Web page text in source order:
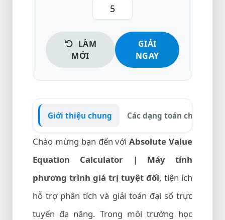
LÀM
MỚI
GIẢI
NGAY
Giới thiệu chung Các dạng toán chính
Chào mừng bạn đến vớiAbsolute Value
Equation Calculator | Máy tính
phương trình giá trị tuyệt đối, tiện ích
hỗ trợ phân tích và giải toán đại số trực
tuyến đa năng. Trong môi trường học